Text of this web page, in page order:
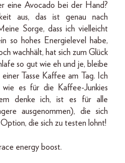
eine Avocado bei der Hand?
aus, das ist genau nach
Sorge, dass ich vielleicht
so hohes Energielevel habe,
wachhält, hat sich zum Glück
so gut wie eh und je, bleibe
Tasse Kaffee am Tag. Ich
wie es für die Kaffee-Junkies
denke ich, ist es für alle
ausgenommen), die sich
die sich zu testen lohnt!
energy boost.